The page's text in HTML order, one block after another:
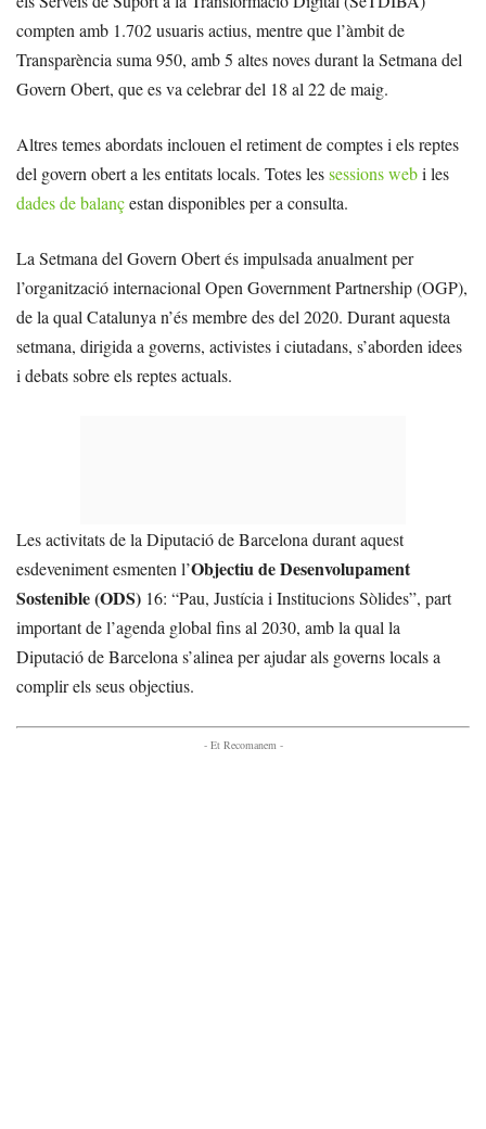
compten amb 1.702 usuaris actius, mentre que l’àmbit de
Transparència suma 950, amb 5 altes noves durant la Setmana del
Govern Obert, que es va celebrar del 18 al 22 de maig.
Altres temes abordats inclouen el retiment de comptes i els reptes
del govern obert a les entitats locals. Totes lessessions webi les
dades de balançestan disponibles per a consulta.
La Setmana del Govern Obert és impulsada anualment per
l’organització internacional Open Government Partnership (OGP),
de la qual Catalunya n’és membre des del 2020. Durant aquesta
setmana, dirigida a governs, activistes i ciutadans, s’aborden idees
i debats sobre els reptes actuals.
Les activitats de la Diputació de Barcelona durant aquest
esdeveniment esmenten l’Objectiu de Desenvolupament
Sostenible (ODS) 16: “Pau, Justícia i Institucions Sòlides”, part
important de l’agenda global fins al 2030, amb la qual la
Diputació de Barcelona s’alinea per ajudar als governs locals a
complir els seus objectius.
- Et Recomanem -